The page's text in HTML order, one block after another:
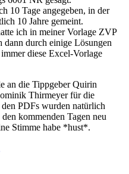
10 Tage angegeben, in der
10 Jahre gemeint.
ich in meiner Vorlage ZVP
dann durch einige Lösungen
diese Excel-Vorlage
an die Tippgeber Quirin
Thirmeyer für die
PDFs wurden natürlich
kommenden Tagen neu
Stimme habe *hust*.